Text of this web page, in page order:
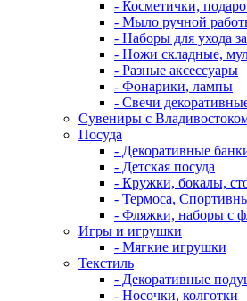
- Косметички,
- Мыло ручной
- Наборы для ухода
- Ножи складные,
- Разные аксессуары
- Фонарики, лампы
- Свечи
Сувениры с
Посуда
- Декоративные
- Детская посуда
- Кружки, бокалы,
- Термоса,
- Фляжки, наборы с
Игры и игрушки
- Мягкие игрушки
Текстиль
- Декоративные
- Носочки, колготки